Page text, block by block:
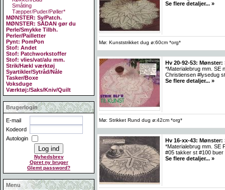
Småting
Tæpper/Puder/Pøller*
MØNSTER: Sy/Patch.
MØNSTER: SÅDAN gør du
Perle/Smykke Tilbh.
Perler/Pailletter
Pynt: PomPon
Stof: Andet
Stof: Patchworkstoffer
Stof: vlies/vat/alu mm.
Strik/Hækl værktøj
Syartikler/Sytråd/Nåle
Tasker/Boxe
Voksduge
Værktøj:/Saks/Kniv/Quilt
Brugerlogin
E-mail
Kodeord
Autologin
Nyhedsbrev
Opret ny bruger
Glemt password?
Menu
Se flere detaljer... »
Mø: Kunststrikket dug ø:60cm *org*
Hv 20-92-53:
*Materialebrug mm. SE
Christiensen #lysedug
Se flere detaljer... »
Mø: Strikket Rund dug ø:42cm *org*
Hv 16-xx-43:
*Materialebrug mm. SE
#05 takker st #100
Se flere detaljer... »